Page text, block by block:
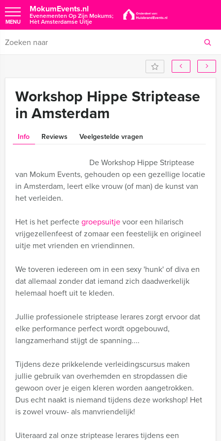
MokumEvents.nl
Evenementen Op Zijn Mokums;
Hèt Amsterdamse Uitje
MENU
Workshop Hippe Striptease
in Amsterdam
Info Reviews Veelgestelde vragen
De Workshop Hippe Striptease
van Mokum Events, gehouden op een gezellige locatie
in Amsterdam, leert elke vrouw (of man) de kunst van
het verleiden.
Het is het perfectegroepsuitjevoor een hilarisch
vrijgezellenfeest of zomaar een feestelijk en origineel
uitje met vrienden en vriendinnen.
We toveren iedereen om in een sexy 'hunk' of diva en
dat allemaal zonder dat iemand zich daadwerkelijk
helemaal hoeft uit te kleden.
Jullie professionele striptease lerares zorgt ervoor dat
elke performance perfect wordt opgebouwd,
langzamerhand stijgt de spanning....
Tijdens deze prikkelende verleidingscursus maken
jullie gebruik van overhemden en stropdassen die
gewoon over je eigen kleren worden aangetrokken.
Dus echt naakt is niemand tijdens deze workshop! Het
is zowel vrouw- als manvriendelijk!
Uiteraard zal onze striptease lerares tijdens een